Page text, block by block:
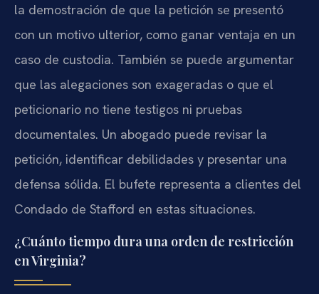
la demostración de que la petición se presentó
con un motivo ulterior, como ganar ventaja en un
caso de custodia. También se puede argumentar
que las alegaciones son exageradas o que el
peticionario no tiene testigos ni pruebas
documentales. Un abogado puede revisar la
petición, identificar debilidades y presentar una
defensa sólida. El bufete representa a clientes del
Condado de Stafford en estas situaciones.
¿Cuánto tiempo dura una orden de restricción
en Virginia?